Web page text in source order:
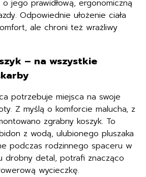
jego prawidłową, ergonomiczną
Odpowiednie ułożenie ciała
ale chroni też wrażliwy
– na wszystkie
potrzebuje miejsca na swoje
Z myślą o komforcie malucha, z
zgrabny koszyk. To
z wodą, ulubionego pluszaka
podczas rodzinnego spaceru w
drobny detal, potrafi znacząco
wycieczkę.